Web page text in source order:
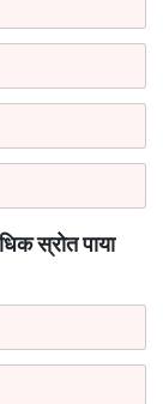
स्रोत पाया